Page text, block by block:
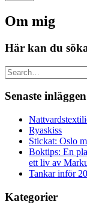
Om mig
Här kan du
Search
Senaste inläggen
Ryaskiss
Stickat: Oslo
Boktips: En
ett liv av
Tankar inför
Kategorier